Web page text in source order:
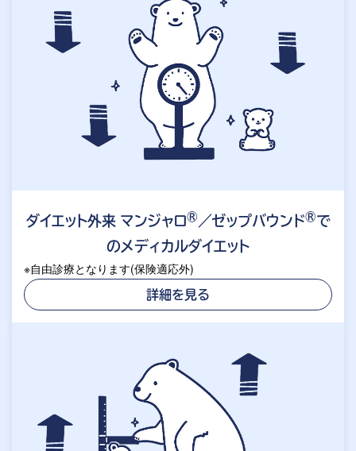
ダイエット外来 マンジャロ® ／ゼップバウンド®で
のメディカルダイエット
※自由診療となります(保険適応外)
詳細を見る